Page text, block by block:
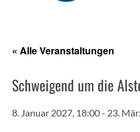
« Alle Veranstaltungen
Schweigend um die
8. Januar 2027, 18:00- 23.